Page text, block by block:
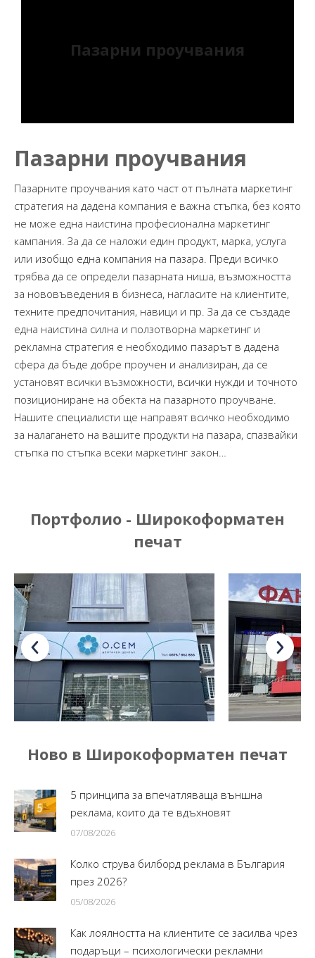
Пазарни проучвания
Пазарни проучвания
Пазарните проучвания като част от пълната маркетинг
стратегия на дадена компания е важна стъпка, без която
не може една наистина професионална маркетинг
кампания. За да се наложи един продукт, марка, услуга
или изобщо една компания на пазара. Преди всичко
трябва да се определи пазарната ниша, възможността
за нововъведения в бизнеса, нагласите на клиентите,
техните предпочитания, навици и пр. За да се създаде
една наистина силна и ползотворна маркетинг и
рекламна стратегия е необходимо пазарът в дадена
сфера да бъде добре проучен и анализиран, да се
установят всички възможности, всички нужди и точното
позициониране на обекта на пазарното проучване.
Нашите специалисти ще направят всичко необходимо
за налагането на вашите продукти на пазара, спазвайки
стъпка по стъпка всеки маркетинг закон…
Портфолио - Широкоформатен
печат
Ново в Широкоформатен печат
5 принципа за впечатляваща външна
реклама, които да те вдъхновят
07/08/2026
Колко струва билборд реклама в България
през 2026?
05/08/2026
Как лоялността на клиентите се засилва чрез
подаръци – психологически рекламни